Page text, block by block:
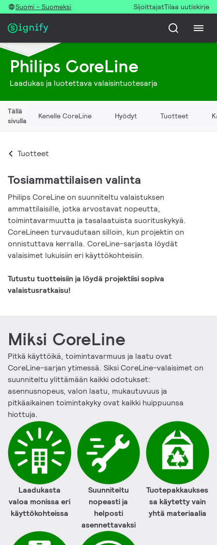
Suomi - Suomeksi SijoittajatTilaa uutiskirje
Philips CoreLine
Laadukas ja luotettava valaisintuotesarja
Tällä
sivulla
Kenelle CoreLine Hyödyt Tuotteet
Tuotteet
Tosiammattilaisen valinta
Philips CoreLine on suunniteltu valaistuksen
ammattilaisille, jotka arvostavat nopeutta,
toimintavarmuutta ja tasalaatuista suorituskykyä.
CoreLineen turvaudutaan silloin, kun projektin on
onnistuttava kerralla. CoreLine-sarjasta löydät
valaisimet lukuisiin eri käyttökohteisiin.
Tutustu tuotteisiin ja löydä projektiisi sopiva
valaistusratkaisu!
Miksi CoreLine
Pitkä käyttöikä, toimintavarmuus ja laatu ovat
CoreLine-sarjan ytimessä. Siksi CoreLine-valaisimet on
suunniteltu ylittämään kaikki odotukset:
asennusnopeus, valon laatu, mukautuvuus ja
pitkäaikainen toimintakyky ovat kaikki huippuunsa
hiottuja.
Laadukasta
valoa monissa eri
käyttökohteissa
Suunniteltu
nopeasti ja
helposti
asennettavaksi
Tuotepakkaukses
sa käytetty vain
yhtä materiaalia